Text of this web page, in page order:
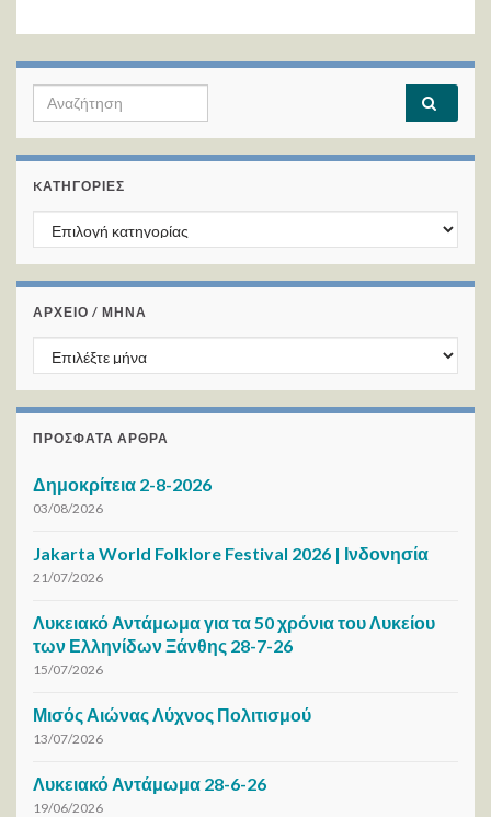
Search for:
KΑΤΗΓΟΡΊΕΣ
Kατηγορίες
ΑΡΧΕΙΟ / ΜΗΝΑ
ΑΡΧΕΙΟ / ΜΗΝΑ
ΠΡΌΣΦΑΤΑ ΆΡΘΡΑ
Δημοκρίτεια 2-8-2026
03/08/2026
Jakarta World Folklore Festival 2026 | Ινδονησία
21/07/2026
Λυκειακό Αντάμωμα για τα 50 χρόνια του Λυκείου
των Ελληνίδων Ξάνθης 28-7-26
15/07/2026
Μισός Αιώνας Λύχνος Πολιτισμού
13/07/2026
Λυκειακό Αντάμωμα 28-6-26
19/06/2026